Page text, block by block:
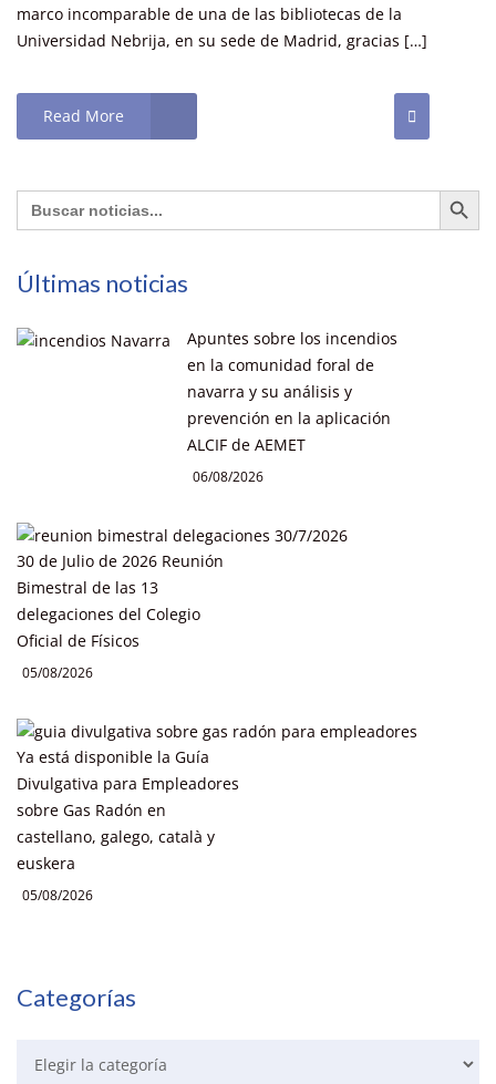
marco incomparable de una de las bibliotecas de la
Universidad Nebrija, en su sede de Madrid, gracias […]
Read More
Buscar: Botón de
Últimas noticias
Apuntes sobre los incendios
en la comunidad foral de
navarra y su análisis y
prevención en la aplicación
ALCIF de AEMET
06/08/2026
30 de Julio de 2026 Reunión
Bimestral de las 13
delegaciones del Colegio
Oficial de Físicos
05/08/2026
Ya está disponible la Guía
Divulgativa para Empleadores
sobre Gas Radón en
castellano, galego, català y
euskera
05/08/2026
Categorías